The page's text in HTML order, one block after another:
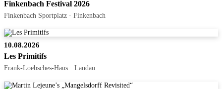
Finkenbach Festival 2026
Finkenbach Sportplatz · Finkenbach
10.08.2026
Les Primitifs
Frank-Loebsches-Haus · Landau